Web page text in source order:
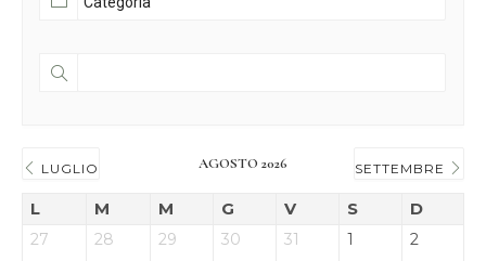
LUGLIO AGOSTO 2026 SETTEMBRE
L M M G V S D
27 28 29 30 31 1 2